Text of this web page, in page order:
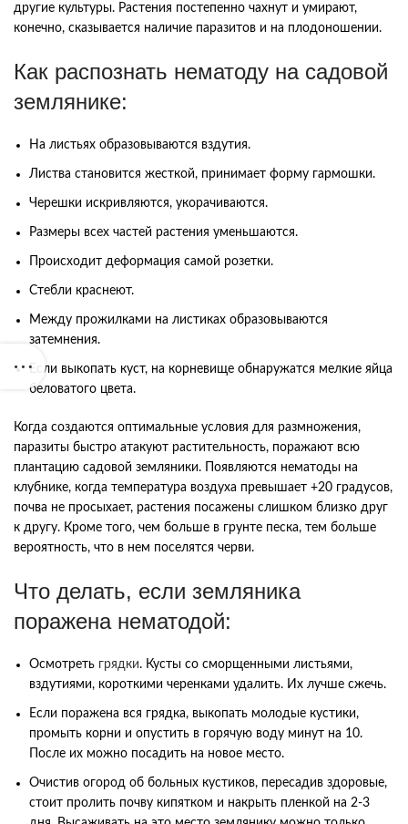
другие культуры. Растения постепенно чахнут и умирают,
конечно, сказывается наличие паразитов и на плодоношении.
Как распознать нематоду на садовой
землянике:
На листьях образовываются вздутия.
Листва становится жесткой, принимает форму гармошки.
Черешки искривляются, укорачиваются.
Размеры всех частей растения уменьшаются.
Происходит деформация самой розетки.
Стебли краснеют.
Между прожилками на листиках образовываются
затемнения.
Если выкопать куст, на корневище обнаружатся мелкие яйца
беловатого цвета.
Когда создаются оптимальные условия для размножения,
паразиты быстро атакуют растительность, поражают всю
плантацию садовой земляники. Появляются нематоды на
клубнике, когда температура воздуха превышает +20 градусов,
почва не просыхает, растения посажены слишком близко друг
к другу. Кроме того, чем больше в грунте песка, тем больше
вероятность, что в нем поселятся черви.
Что делать, если земляника
поражена нематодой:
Осмотреть грядки. Кусты со сморщенными листьями,
вздутиями, короткими черенками удалить. Их лучше сжечь.
Если поражена вся грядка, выкопать молодые кустики,
промыть корни и опустить в горячую воду минут на 10.
После их можно посадить на новое место.
Очистив огород об больных кустиков, пересадив здоровые,
стоит пролить почву кипятком и накрыть пленкой на 2-3